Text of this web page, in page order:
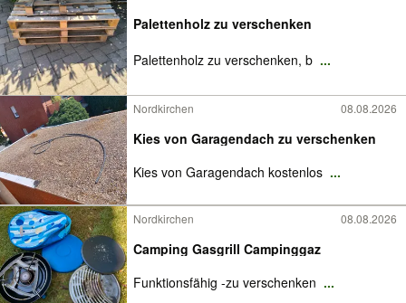
Palettenholz zu verschenken
Palettenholz zu verschenken, b ...
Nordkirchen 08.08.2026
Kies von Garagendach zu verschenken
Kies von Garagendach kostenlos ...
Nordkirchen 08.08.2026
Camping Gasgrill Campinggaz
Funktionsfähig -zu verschenken ...